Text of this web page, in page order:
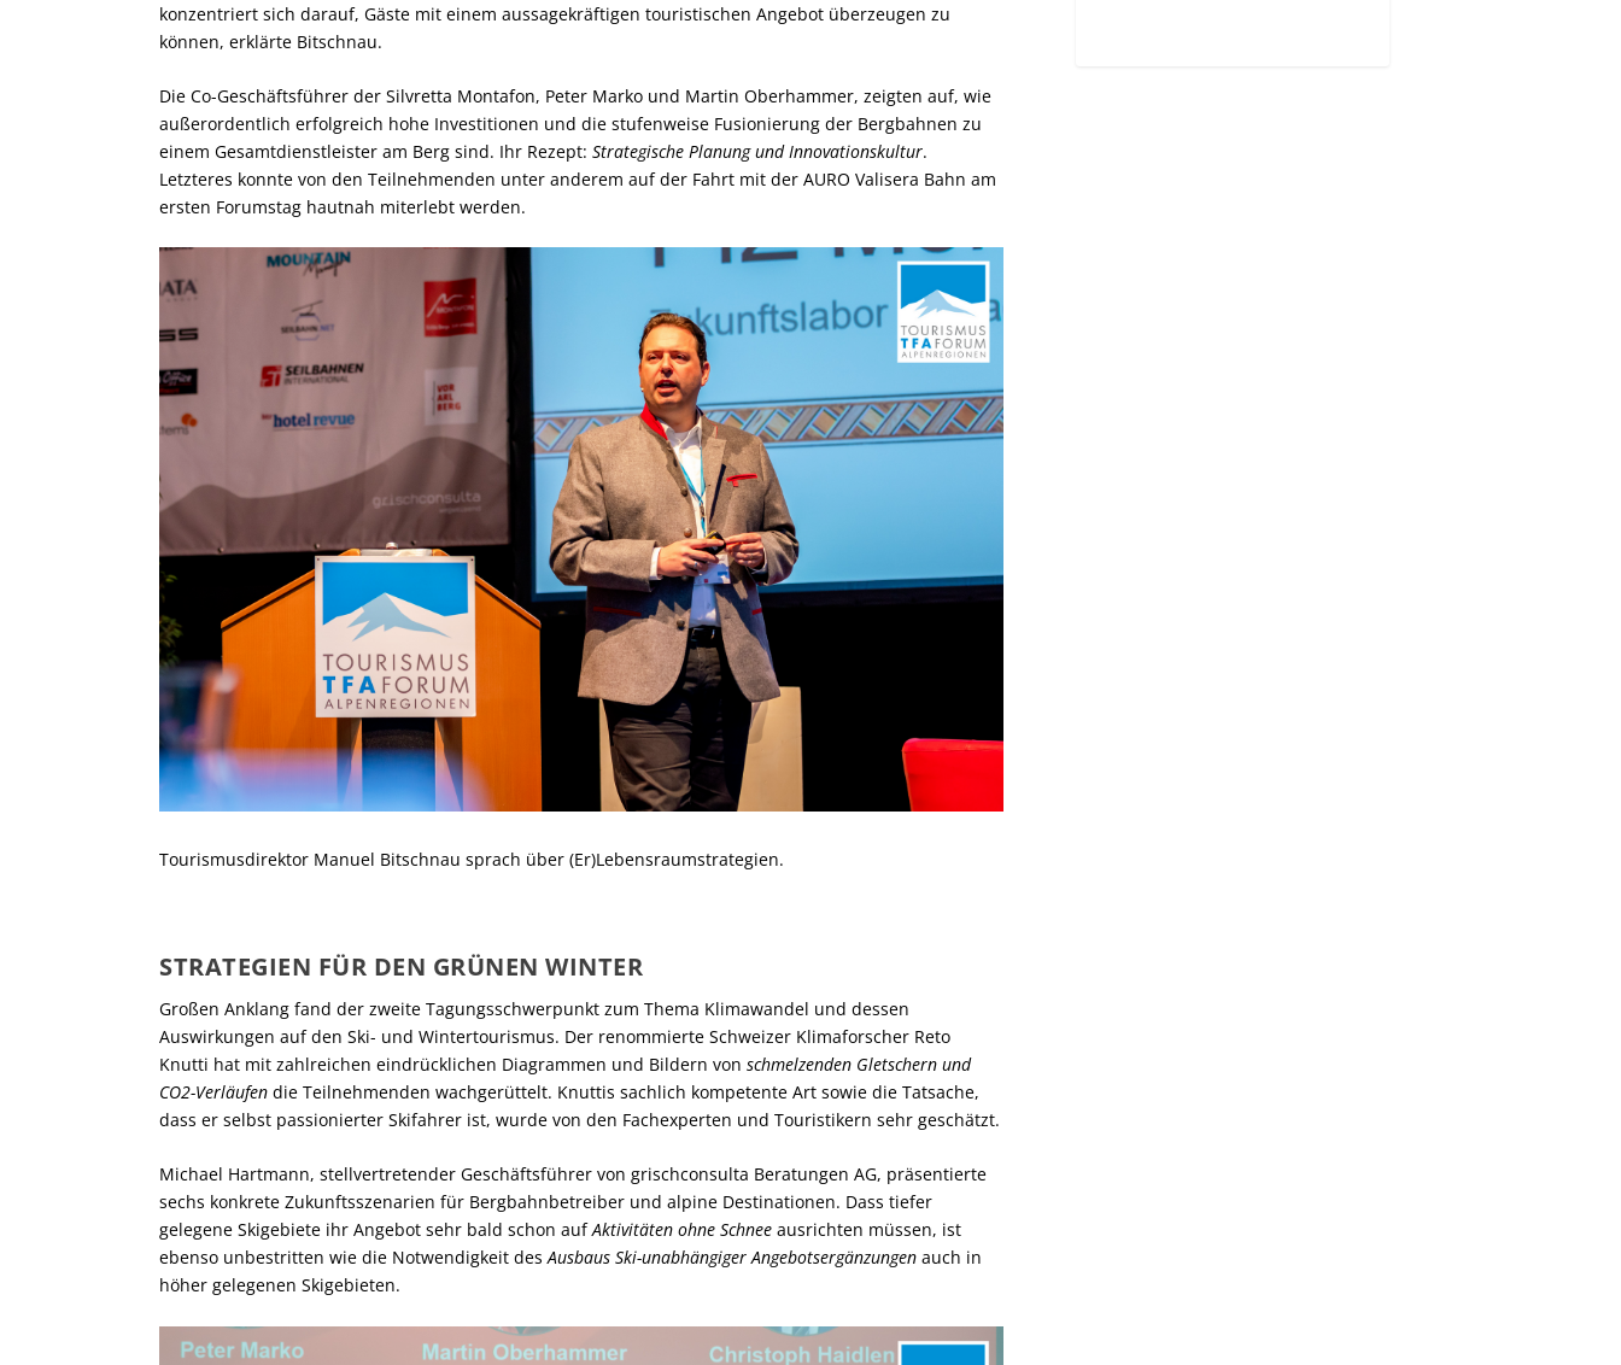
konzentriert sich darauf, Gäste mit einem aussagekräftigen touristischen Angebot überzeugen zu
können, erklärte Bitschnau.
Die Co-Geschäftsführer der Silvretta Montafon, Peter Marko und Martin Oberhammer, zeigten auf, wie
außerordentlich erfolgreich hohe Investitionen und die stufenweise Fusionierung der Bergbahnen zu
einem Gesamtdienstleister am Berg sind. Ihr Rezept: Strategische Planung und Innovationskultur.
Letzteres konnte von den Teilnehmenden unter anderem auf der Fahrt mit der AURO Valisera Bahn am
ersten Forumstag hautnah miterlebt werden.
Tourismusdirektor Manuel Bitschnau sprach über (Er)Lebensraumstrategien.
STRATEGIEN FÜR DEN GRÜNEN WINTER
Großen Anklang fand der zweite Tagungsschwerpunkt zum Thema Klimawandel und dessen
Auswirkungen auf den Ski- und Wintertourismus. Der renommierte Schweizer Klimaforscher Reto
Knutti hat mit zahlreichen eindrücklichen Diagrammen und Bildern von schmelzenden Gletschern und
CO2-Verläufen die Teilnehmenden wachgerüttelt. Knuttis sachlich kompetente Art sowie die Tatsache,
dass er selbst passionierter Skifahrer ist, wurde von den Fachexperten und Touristikern sehr geschätzt.
Michael Hartmann, stellvertretender Geschäftsführer von grischconsulta Beratungen AG, präsentierte
sechs konkrete Zukunftsszenarien für Bergbahnbetreiber und alpine Destinationen. Dass tiefer
gelegene Skigebiete ihr Angebot sehr bald schon aufAktivitäten ohne Schnee ausrichten müssen, ist
ebenso unbestritten wie die Notwendigkeit desAusbaus Ski-unabhängiger Angebotsergänzungen auch in
höher gelegenen Skigebieten.